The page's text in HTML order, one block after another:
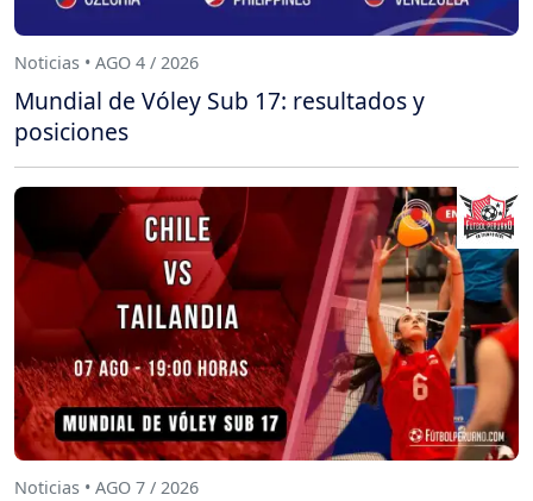
Noticias • AGO 4 / 2026
Mundial de Vóley Sub 17: resultados y
posiciones
Noticias • AGO 7 / 2026